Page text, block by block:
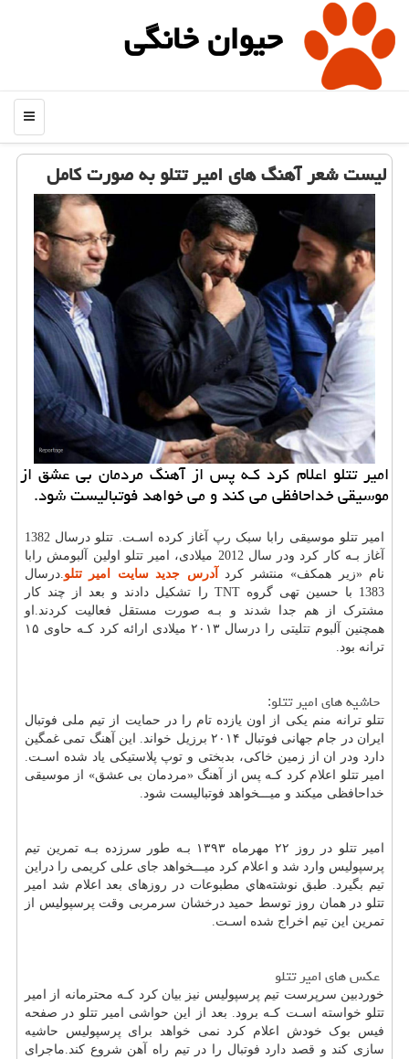
حیوان خانگی
منو
لیست شعر آهنگ های امیر تتلو به صورت كامل
امیر تتلو اعلام كرد كـه پس از آهنگ مردمان بی عشق از
موسیقی خداحافظی می كند و می خواهد فوتبالیست شود.
امیر تتلو موسیقی رابا سبک رپ آغاز کرده اسـت. تتلو درسال 1382
آغاز بـه کار کرد ودر سال 2012 میلادی، امیر تتلو اولین آلبومش رابا
نام «زیر همکف» منتشر کرد
آدرس جدید سایت امیر تتلو درسال
1383 با حسین تهی گروه
TNT را تشکیل دادند و بعد از چند کار
مشترک از هم جدا شدند و بـه صورت مستقل فعالیت کردند.او
همچنین آلبوم تتلیتی را درسال ۲۰۱۳ میلادی ارائه کرد کـه حاوی ۱۵
ترانه بود.
حاشیه های امیر تتلو:
تتلو ترانه منم یکی از اون یازده تام را در حمایت از تیم ملی فوتبال
ایران در جام جهانی فوتبال ۲۰۱۴ برزیل خواند. این آهنگ تمی غمگین
دارد ودر ان از زمین خاکی، بدبختی و توپ پلاستیکی یاد شده اسـت.
امیر تتلو اعلام کرد کـه پس از آهنگ «مردمان بی عشق» از موسیقی
خداحافظی میکند و میـــخواهد فوتبالیست شود.
امیر تتلو در روز ۲۲ مهرماه ۱۳۹۳ بـه طور سرزده بـه تمرین تیم
پرسپولیس وارد شد و اعلام کرد میـــخواهد جای علی کریمی را دراین
تیم بگیرد. طبق نوشته‌هاي‌ مطبوعات در روزهای بعد اعلام شد امیر
تتلو در همان روز توسط حمید درخشان سرمربی وقت پرسپولیس از
تمرین این تیم اخراج شده اسـت.
عکس های امیر تتلو
خوردبین سرپرست تیم پرسپولیس نیز بیان کرد کـه محترمانه از امیر
تتلو خواسته اسـت کـه برود. بعد از این حواشی امیر تتلو در صفحه
فیس بوک خودش اعلام کرد نمی خواهد برای پرسپولیس حاشیه
سازی کند و قصد دارد فوتبال را در تیم راه آهن شروع کند.ماجرای